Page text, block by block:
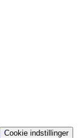
Cookie indstillinger